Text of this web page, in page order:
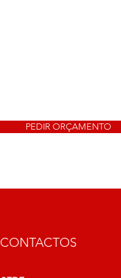
PEDIR ORÇAMENTO
CONTACTOS